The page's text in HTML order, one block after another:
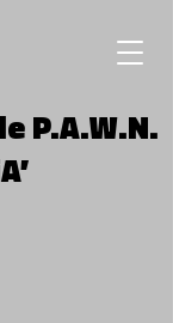
P.A.W.N.